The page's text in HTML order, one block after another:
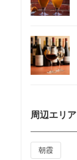
周辺エリア
朝霞